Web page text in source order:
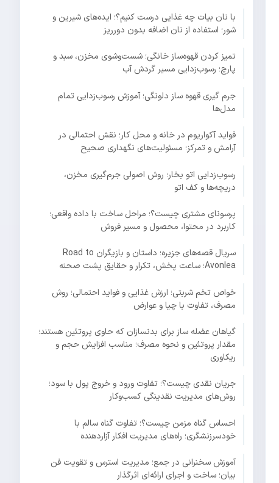
با نان بیات چه غذایی درست کنیم؟؛ ایده‌های شیرین و
شور؛ استفاده از نان اضافه بدون دورریز
تمیز کردن قهوه‌ساز خانگی؛ شست‌وشوی مخزن، سبد و
پارچ؛ رسوب‌زدایی مسیر گردش آب
جرم گیری قهوه ساز دلونگی؛ آموزش رسوب‌زدایی تمام
مدل‌ها
فواید آکواریوم در خانه و محل کار؛ نقش احتمالی در
آرامش و تمرکز؛ مسئولیت‌های نگهداری صحیح
رسوب‌زدایی اتو بخار؛ روش اصولی جرم‌گیری مخزن،
دریچه‌ها و کف اتو
پرسونای مشتری چیست؟؛ مراحل ساخت با داده واقعی؛
کاربرد در محتوا، محصول و مسیر فروش
سریال قصه‌های جزیره؛ داستان و بازیگران Road to
Avonlea؛ ساعت پخش، تکرار و حقایق پشت صحنه
خواص تخم شربتی؛ ارزش غذایی و فواید احتمالی؛ روش
مصرف، تفاوت با چیا و عوارض
گیاهان عضله ساز برای بدنسازان که حاوی پروتئین هستند؛
مقدار پروتئین و نحوه مصرف؛ مناسب افزایش حجم و
ریکاوری
جریان نقدی چیست؟؛ تفاوت ورود و خروج پول با سود؛
روش‌های مدیریت نقدینگی کسب‌وکار
احساس گناه مزمن چیست؟؛ تفاوت گناه سالم با
خودسرزنشگری؛ راه‌های مدیریت افکار آزاردهنده
آموزش سخنرانی در جمع؛ مدیریت استرس و تقویت فن
بیان؛ ساخت و اجرای ارائه‌ای اثرگذار